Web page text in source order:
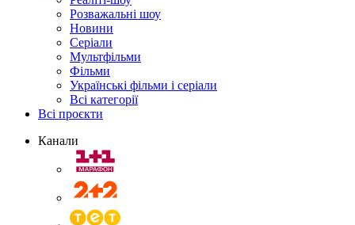
Розважальні шоу
Новини
Серіали
Мультфільми
Фільми
Українські фільми і серіали
Всі категорії
Всі проєкти
Канали